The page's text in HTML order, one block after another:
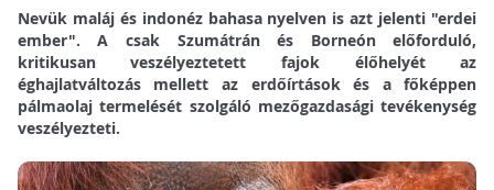
Nevük maláj és indonéz bahasa nyelven is azt jelenti "erdei
ember". A csak Szumátrán és Borneón előforduló,
kritikusan veszélyeztetett fajok élőhelyét az
éghajlatváltozás mellett az erdőírtások és a főképpen
pálmaolaj termelését szolgáló mezőgazdasági tevékenység
veszélyezteti.